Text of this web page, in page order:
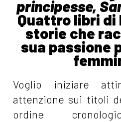
principesse,
Quattro libri di
storie che
sua passione
Voglio iniziare
attenzione sui titoli
ordine